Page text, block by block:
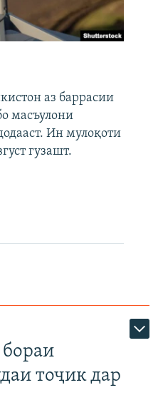
аз баррасии
масъулони
Ин мулоқоти
гузашт.
тоҷик дар